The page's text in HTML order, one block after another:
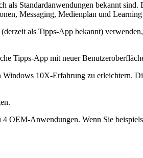
Standardanwendungen bekannt
Messaging, Medienplan und
als Tipps-App bekannt)
Tipps-App mit neuer
10X-Erfahrung zu erleichtern.
OEM-Anwendungen. Wenn Sie